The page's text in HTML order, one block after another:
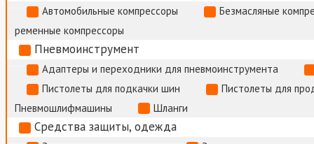
Автомобильные компрессоры
Безмасляные
ременные компрессоры
Пневмоинструмент
Адаптеры и переходники для пневмоинструмента
Пистолеты для подкачки шин
Пистолеты для
Пневмошлифмашины
Шланги
Средства защиты, одежда